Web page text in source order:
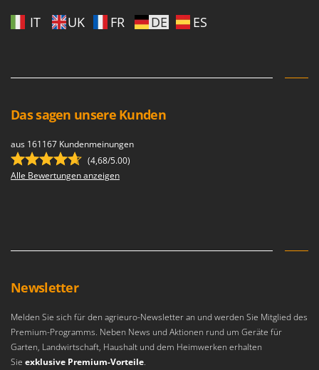
IT UK FR DE ES
Das sagen unsere Kunden
aus 161167 Kundenmeinungen
(4,68/5.00)
Alle Bewertungen anzeigen
Newsletter
Melden Sie sich für den agrieuro-Newsletter an und werden Sie Mitglied des
Premium-Programms. Neben News und Aktionen rund um Geräte für
Garten, Landwirtschaft, Haushalt und dem Heimwerken erhalten
Sie exklusive Premium-Vorteile.